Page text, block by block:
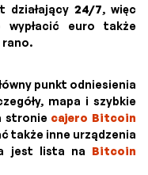
działający 24/7, więc
euro także
rano.
punkt odniesienia
mapa i szybkie
stronie cajero Bitcoin
także inne urządzenia
jest lista na Bitcoin